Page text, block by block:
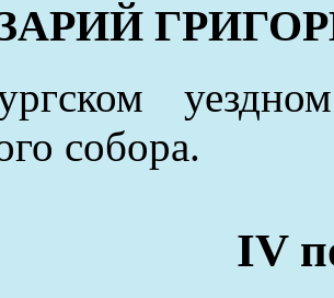
собора.
IV